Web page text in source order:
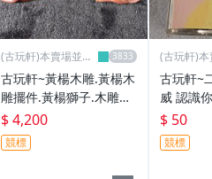
(古玩軒)本賣場並無
古玩軒~黃楊木雕.黃楊木
雕擺件.黃楊獅子.木雕瑞
獸.黃楊木精雕擺件.文玩.
木雕.木器.獅子木雕一對.
老件
$ 4,200
競標
(古玩軒)
古玩軒~
威 認識
$ 50
競標